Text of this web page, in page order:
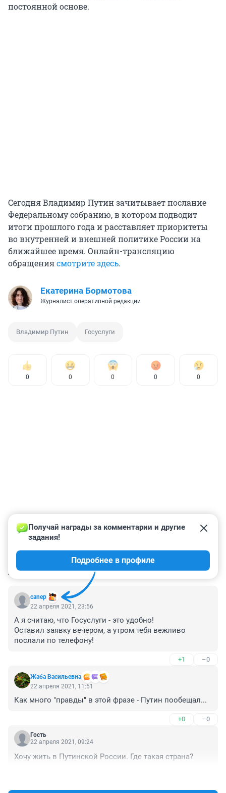
постоянной основе.
Сегодня Владимир Путин зачитывает послание
Федеральному собранию, в котором подводит
итоги прошлого года и расставляет приоритеты
во внутренней и внешней политике России на
ближайшее время. Онлайн-трансляцию
обращениясмотрите здесь.
Екатерина Бормотова
Журналист оперативной редакции
Владимир Путин Госуслуги
0 0 0 0 0
КОММЕНТАРИИ 44
canep
Получай награды за комментарии и другие
задания!
Подробнее в профиле
22 апреля 2021, 23:56
А я считаю, что Госуслуги - это удобно!
Оставил заявку вечером, а утром тебя вежливо
послали по телефону!
+1 –0
Жаба Васильевна
22 апреля 2021, 11:51
Как много "правды" в этой фразе - Путин пообещал...
+0 –0
Гость
22 апреля 2021, 09:24
Хочу жить в Путинской России. Где такая страна?